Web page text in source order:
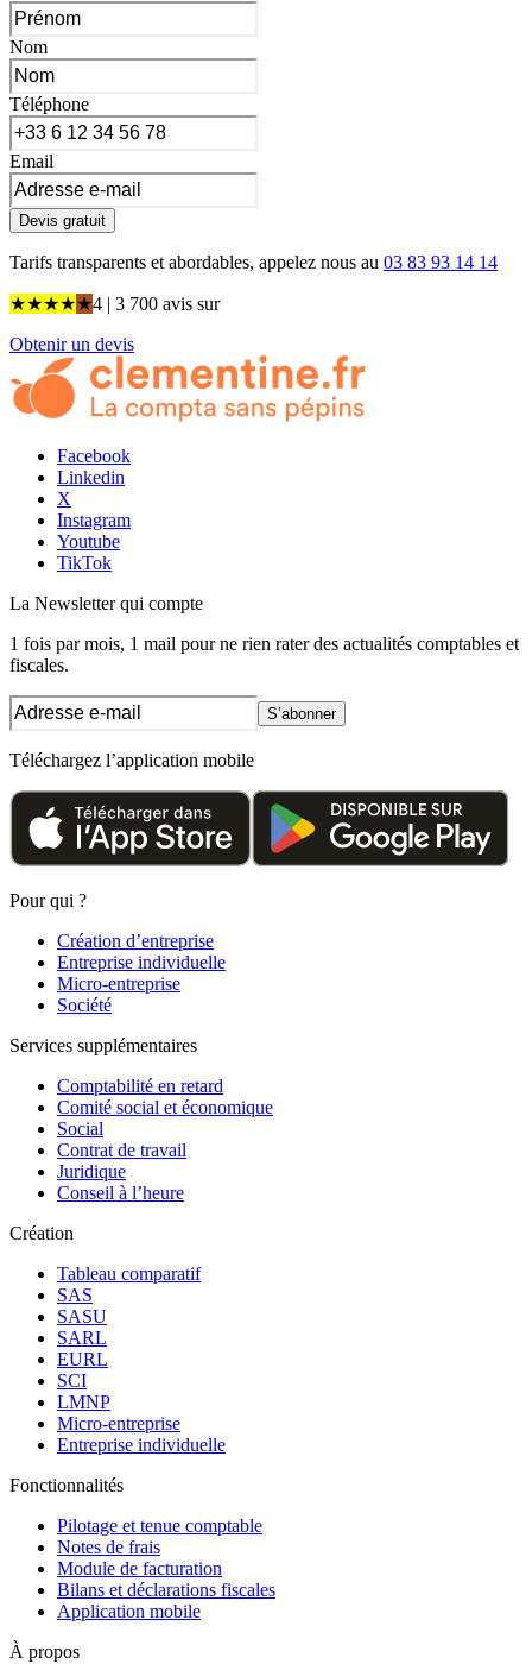
Nom
Téléphone
Email
Devis gratuit
Tarifs transparents et abordables, appelez nous au 03 83 93 14 14
★★★★★4 | 3 700 avis sur
Obtenir un devis
Facebook
Linkedin
X
Instagram
Youtube
TikTok
La Newsletterqui compte
1 fois par mois, 1 mail pour ne rien rater des actualités comptables et
fiscales.
S’abonner
Téléchargez l’application mobile
Pour qui ?
Création d’entreprise
Entreprise individuelle
Micro-entreprise
Société
Services supplémentaires
Comptabilité en retard
Comité social et économique
Social
Contrat de travail
Juridique
Conseil à l’heure
Création
Tableau comparatif
SAS
SASU
SARL
EURL
SCI
LMNP
Micro-entreprise
Entreprise individuelle
Fonctionnalités
Pilotage et tenue comptable
Notes de frais
Module de facturation
Bilans et déclarations fiscales
Application mobile
À propos